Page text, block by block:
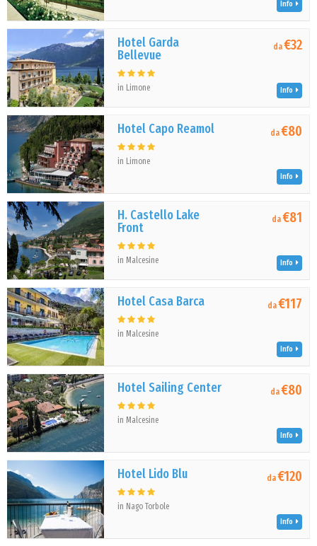
Info
Hotel Garda
Bellevue
in Limone
da€32
Info
Hotel Capo Reamol
in Limone
da€80
Info
H. Castello Lake
Front
in Malcesine
da€81
Info
Hotel Casa Barca
in Malcesine
da€117
Info
Hotel Sailing Center
in Malcesine
da€80
Info
Hotel Lido Blu
in Nago Torbole
da€120
Info